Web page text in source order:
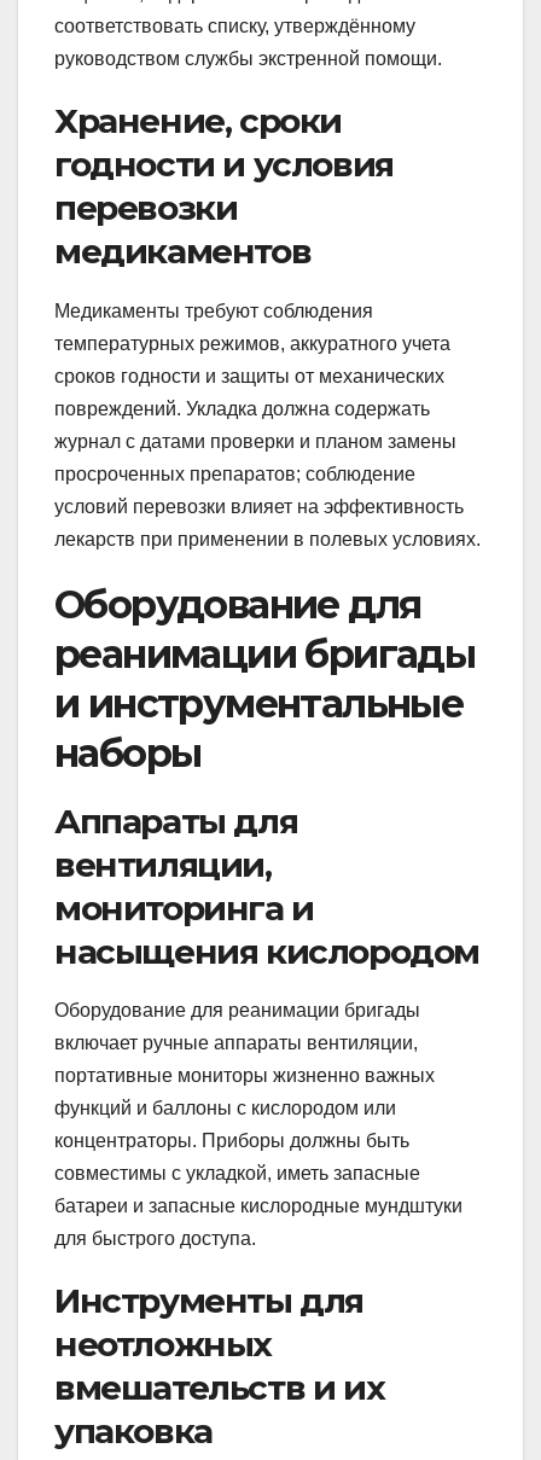
соответствовать списку, утверждённому
руководством службы экстренной помощи.
Хранение, сроки
годности и условия
перевозки
медикаментов
Медикаменты требуют соблюдения
температурных режимов, аккуратного учета
сроков годности и защиты от механических
повреждений. Укладка должна содержать
журнал с датами проверки и планом замены
просроченных препаратов; соблюдение
условий перевозки влияет на эффективность
лекарств при применении в полевых условиях.
Оборудование для
реанимации бригады
и инструментальные
наборы
Аппараты для
вентиляции,
мониторинга и
насыщения кислородом
Оборудование для реанимации бригады
включает ручные аппараты вентиляции,
портативные мониторы жизненно важных
функций и баллоны с кислородом или
концентраторы. Приборы должны быть
совместимы с укладкой, иметь запасные
батареи и запасные кислородные мундштуки
для быстрого доступа.
Инструменты для
неотложных
вмешательств и их
упаковка